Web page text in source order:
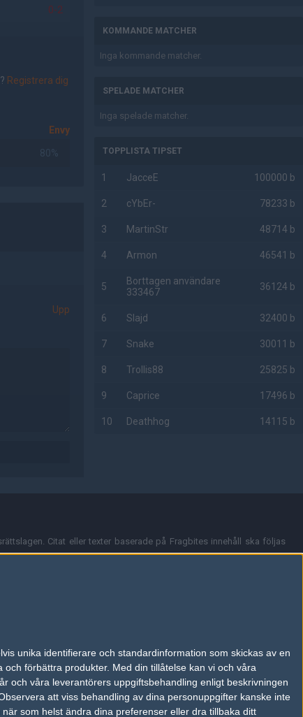
unika identifierare och standardinformation som skickas av en
förbättra produkter. Med din tillåtelse kan vi och våra
och våra leverantörers uppgiftsbehandling enligt beskrivningen
att viss behandling av dina personuppgifter kanske inte
som helst ändra dina preferenser eller dra tillbaka ditt
0-2
Registrera dig
Envy
80%
Upp
KOMMANDE MATCHER
Inga kommande matcher.
SPELADE MATCHER
Inga spelade matcher.
TOPPLISTA TIPSET
1 JacceE 100000 b
2 cYbEr- 78233 b
3 MartinStr 48714 b
4 Armon 46541 b
5
Borttagen användare
333467
36124 b
6 Slajd 32400 b
7 Snake 30011 b
8 Trollis88 25825 b
9 Caprice 17496 b
10 Deathhog 14115 b
Citat eller texter baserade på Fragbites innehåll ska följas
inte nödvändigtvis med Fragbites åsikter.
du skicka iväg ett email till
som t.ex. användarnamn. Cookies sparas även när man deltar i
av cookies i din webbläsares inställningar eller välja att inte
kommunikation som trädde i kraft 25 juli 2003.